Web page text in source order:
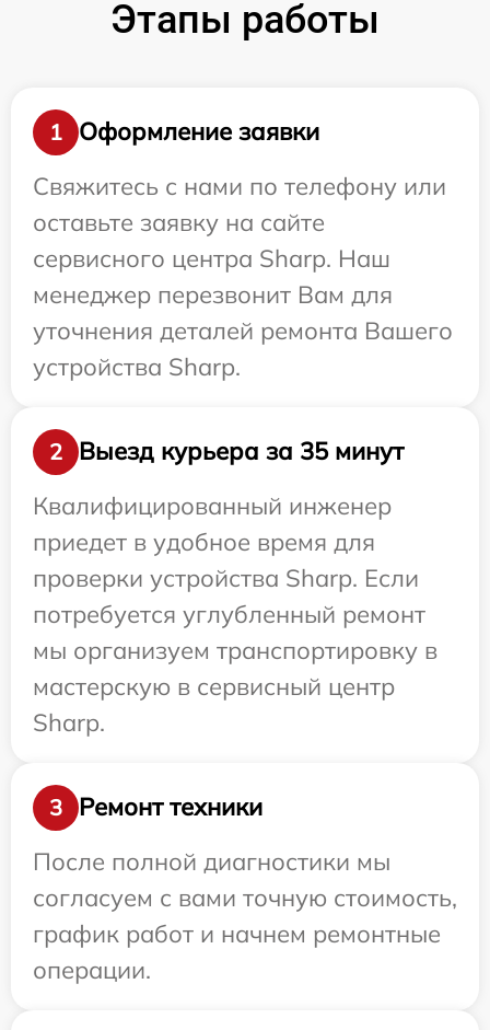
Этапы работы
1
Оформление заявки
Свяжитесь с нами по телефону или
оставьте заявку на сайте
сервисного центра Sharp. Наш
менеджер перезвонит Вам для
уточнения деталей ремонта Вашего
устройства Sharp.
2
Выезд курьера за 35 минут
Квалифицированный инженер
приедет в удобное время для
проверки устройства Sharp. Если
потребуется углубленный ремонт
мы организуем транспортировку в
мастерскую в сервисный центр
Sharp.
3
Ремонт техники
После полной диагностики мы
согласуем с вами точную стоимость,
график работ и начнем ремонтные
операции.